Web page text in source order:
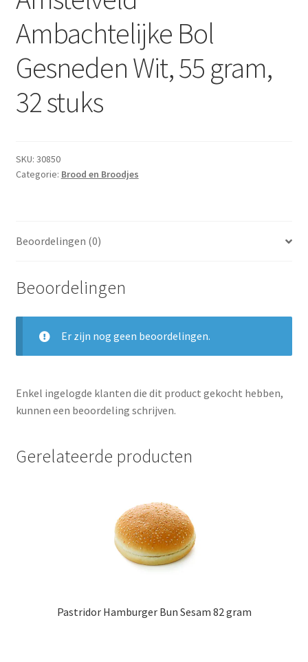
Dranken
Droge Kruidenierswaren
Frites
Non-food
Stoverijen
Maaltijden Diepvries
Ambachtelijke Bol
Gesneden Wit, 55 gram,
32 stuks
SKU: 30850
Categorie: Brood en Broodjes
Beoordelingen (0)
Beoordelingen
Er zijn nog geen beoordelingen.
Enkel ingelogde klanten die dit product gekocht hebben,
kunnen een beoordeling schrijven.
Gerelateerde producten
Pastridor Hamburger Bun Sesam 82 gram